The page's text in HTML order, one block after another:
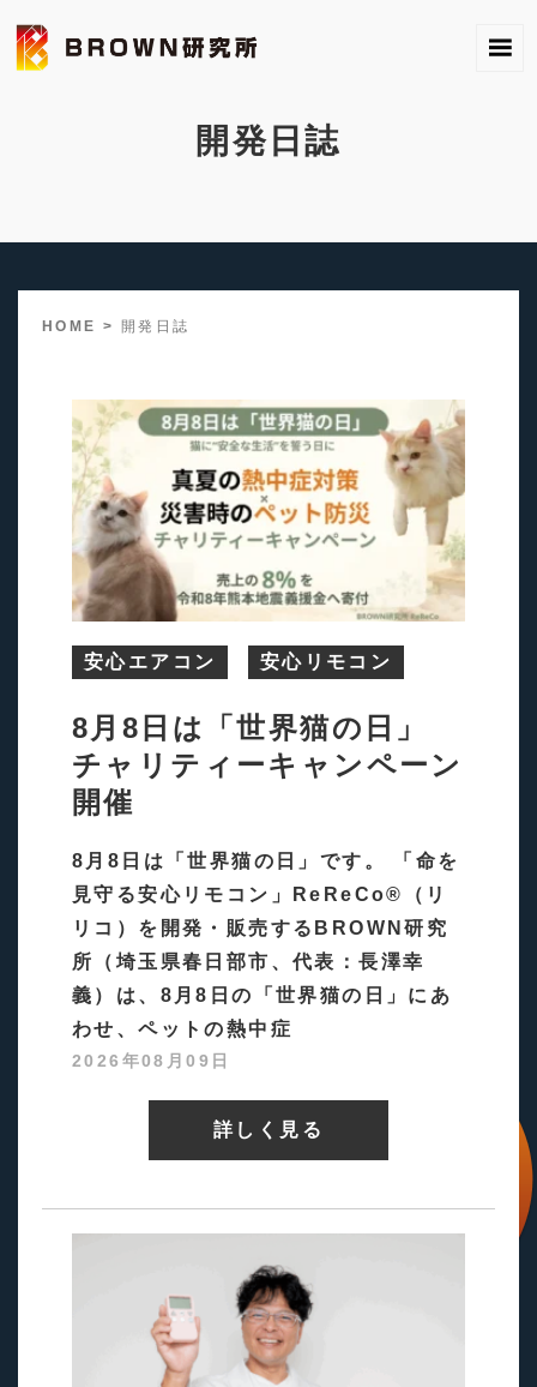
開発日誌
HOME > 開発日誌
安心エアコン 安心リモコン
8月8日は「世界猫の日」
チャリティーキャンペーン
開催
8月8日は「世界猫の日」です。 「命を
見守る安心リモコン」ReReCo®（リ
リコ）を開発・販売するBROWN研究
所（埼玉県春日部市、代表：長澤幸
義）は、8月8日の「世界猫の日」にあ
わせ、ペットの熱中症
2026年08月09日
詳しく見る